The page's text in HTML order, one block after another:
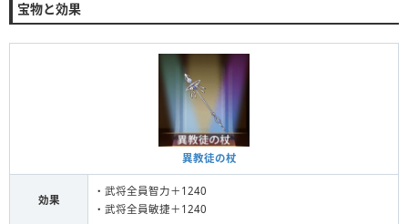
宝物と効果
異教徒の杖
効果
・武将全員智力＋1240
・武将全員敏捷＋1240